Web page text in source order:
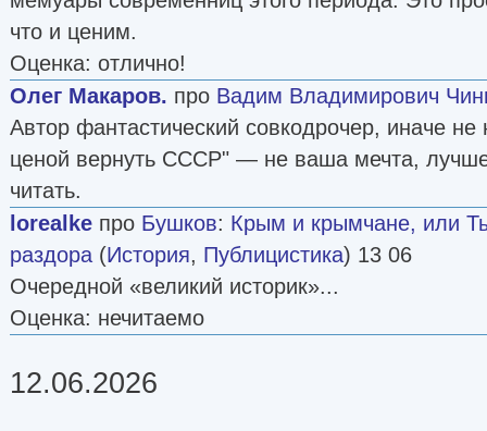
что и ценим.
Оценка: отлично!
Олег Макаров. про Вадим Владимирович
Автор фантастический совкодрочер, иначе
ценой вернуть СССР" — не ваша мечта, лучше
читать.
lorealke про Бушков: Крым и крымчане, или
раздора (История, Публицистика) 13 06
Очередной «великий историк»...
Оценка: нечитаемо
12.06.2026